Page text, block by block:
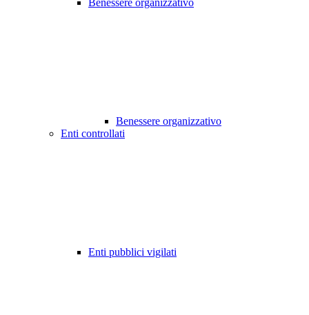
Benessere organizzativo
Benessere organizzativo
Enti controllati
Enti pubblici vigilati